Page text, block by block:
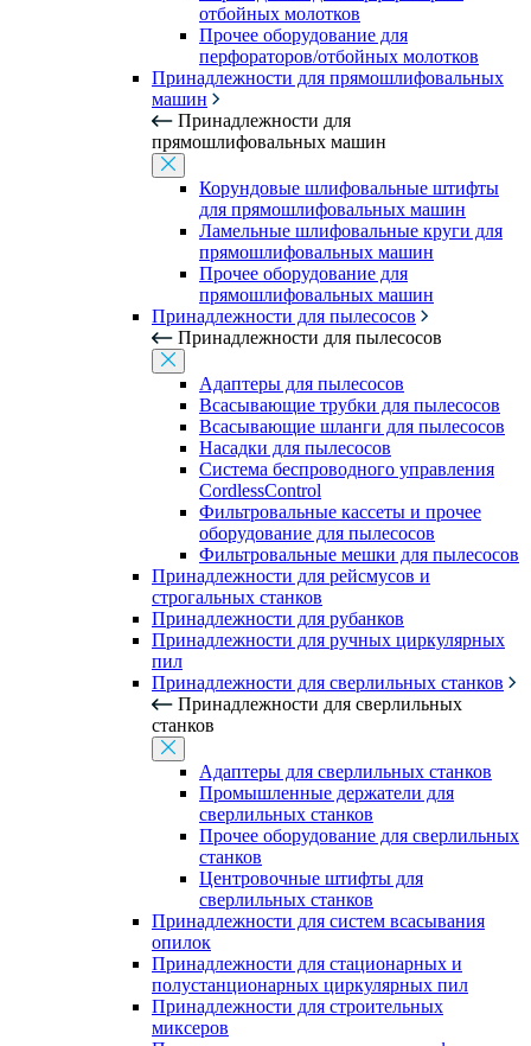
отбойных молотков
Прочее оборудование для
перфораторов/отбойных молотков
Принадлежности для прямошлифовальных
машин
Принадлежности для
прямошлифовальных машин
Корундовые шлифовальные штифты
для прямошлифовальных машин
Ламельные шлифовальные круги для
прямошлифовальных машин
Прочее оборудование для
прямошлифовальных машин
Принадлежности для пылесосов
Принадлежности для пылесосов
Адаптеры для пылесосов
Всасывающие трубки для пылесосов
Всасывающие шланги для пылесосов
Насадки для пылесосов
Система беспроводного управления
CordlessControl
Фильтровальные кассеты и прочее
оборудование для пылесосов
Фильтровальные мешки для пылесосов
Принадлежности для рейсмусов и
строгальных станков
Принадлежности для рубанков
Принадлежности для ручных циркулярных
пил
Принадлежности для сверлильных станков
Принадлежности для сверлильных
станков
Адаптеры для сверлильных станков
Промышленные держатели для
сверлильных станков
Прочее оборудование для сверлильных
станков
Центровочные штифты для
сверлильных станков
Принадлежности для систем всасывания
опилок
Принадлежности для стационарных и
полустанционарных циркулярных пил
Принадлежности для строительных
миксеров